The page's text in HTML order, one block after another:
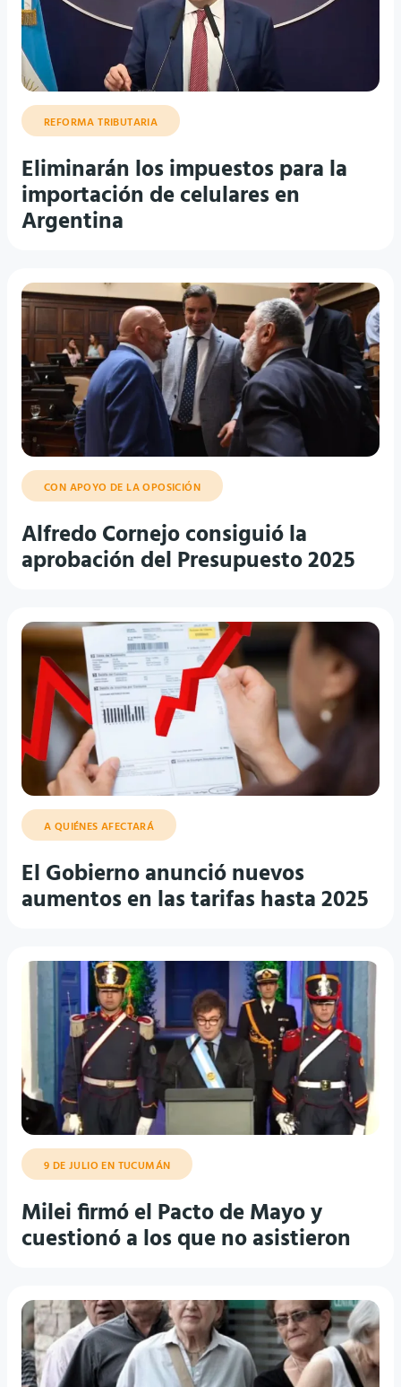
REFORMA TRIBUTARIA
Eliminarán los impuestos para la
importación de celulares en
Argentina
CON APOYO DE LA OPOSICIÓN
Alfredo Cornejo consiguió la
aprobación del Presupuesto 2025
A QUIÉNES AFECTARÁ
El Gobierno anunció nuevos
aumentos en las tarifas hasta 2025
9 DE JULIO EN TUCUMÁN
Milei firmó el Pacto de Mayo y
cuestionó a los que no asistieron